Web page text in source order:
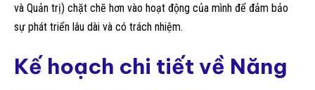
và Quản trị) chặt chẽ hơn vào hoạt động của mình để đảm bảo
sự phát triển lâu dài và có trách nhiệm.
Kế hoạch chi tiết về Năng